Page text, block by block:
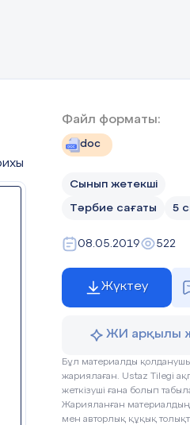
соблюдения режима
Приветствуют учителя.
Организуют свое рабочее
место, проверяют наличие
индивидуальных учебных
Файл форматы:
doc
Сынып жетекші
Тәрбие сағаты 5
08.05.2019 522
Жүктеу
ЖИ арқылы
Бұл материалды қолданушы
жариялаған. Ustaz Tilegi
жеткізуші ғана болып
Жарияланған
мен авторлық құқық